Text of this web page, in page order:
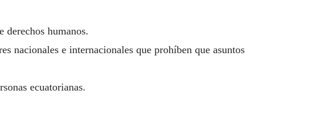
derechos humanos.
nacionales e internacionales que prohíben que asuntos
ecuatorianas.